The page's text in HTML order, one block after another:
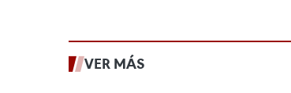
VER MÁS